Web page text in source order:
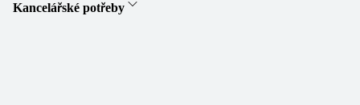
Kancelářské potřeby